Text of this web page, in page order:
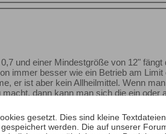
und einer Mindestgröße von 12"
immer besser wie ein Betrieb am
er ist aber kein Allheilmittel. Wenn
dann kann man sich die ein oder
man, dass je nach Dichte der
der Mitte eines Raumes ist eine
eine Auslöschung und es
gesetzt. Dies sind kleine
werden. Die auf unserer